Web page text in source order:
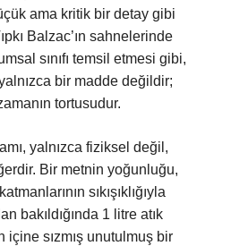
ama kritik bir detay gibi
Balzac’ın sahnelerinde
sınıfı temsil etmesi gibi,
bir madde değildir;
tortusudur.
yalnızca fiziksel değil,
Bir metnin yoğunluğu,
sıkışıklığıyla
bakıldığında 1 litre atık
içine sızmış unutulmuş bir